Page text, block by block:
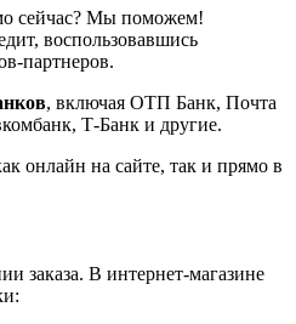
сейчас? Мы поможем!
воспользовавшись
партнеров.
, включая ОТП Банк, Почта
Т-Банк и другие.
онлайн на сайте, так и прямо в
заказа. В интернет-магазине